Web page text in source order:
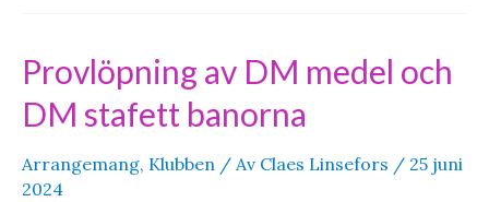
DM
24-
25/8
Provlöpning av DM medel och
DM stafett banorna
Arrangemang, Klubben / Av Claes Linsefors / 25 juni
2024